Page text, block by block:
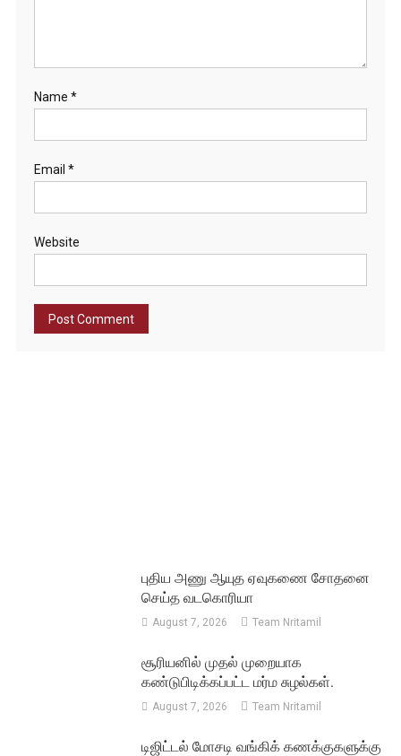
Name *
Email *
Website
புதிய அணு ஆயுத ஏவுகணை சோதனை
செய்த வடகொரியா
August 7, 2026 Team Nritamil
சூரியனில் முதல் முறையாக
கண்டுபிடிக்கப்பட்ட மர்ம சுழல்கள்.
August 7, 2026 Team Nritamil
டிஜிட்டல் மோசடி வங்கிக் கணக்குகளுக்கு